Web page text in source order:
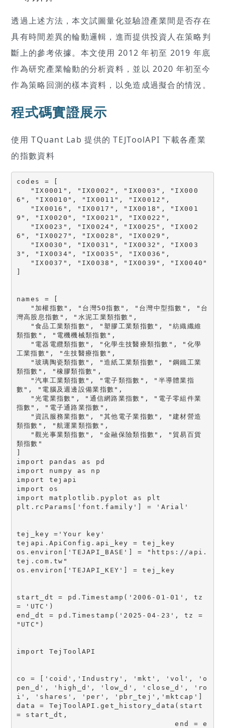
透過上述方法，本文試圖量化並驗證產業間是否存在
具有時間差異的輪動邏輯，進而提供投資人在策略判
斷上的參考依據。本文使用 2012 年初至 2019 年底
作為研究產業輪動的分析資料，並以 2020 年初至今
作為策略回測的樣本資料，以免造成過擬合的情況。
程式碼實證展示
使用 TQuant Lab 提供的 TEJToolAPI 下載各產業
的指數資料
codes = [
6", "IX0010", "IX0011", "IX0012",
9", "IX0020", "IX0021", "IX0022",
6", "IX0027", "IX0028", "IX0029",
3", "IX0034", "IX0035", "IX0036",
]
names = [
灣高股息指數", "水泥工業類指數",
類指數", "電機機械類指數",
工業指數", "生技醫療指數",
類指數", "橡膠類指數",
數", "電腦及週邊設備業指數",
指數", "電子通路業指數",
類指數", "航運業類指數",
類指數"
]
import pandas as pd
import numpy as np
import tejapi
import os
import matplotlib.pyplot as plt
plt.rcParams['font.family'] = 'Arial'
tej_key ='Your key'
tejapi.ApiConfig.api_key = tej_key
os.environ['TEJAPI_BASE'] = "https://api.
tej.com.tw"
os.environ['TEJAPI_KEY'] = tej_key
start_dt = pd.Timestamp('2006-01-01', tz
= 'UTC')
end_dt = pd.Timestamp('2025-04-23', tz =
"UTC")
import TejToolAPI
co = ['coid','Industry', 'mkt', 'vol', 'o
pen_d', 'high_d', 'low_d', 'close_d', 'ro
i', 'shares', 'per', 'pbr_tej','mktcap']
data = TejToolAPI.get_history_data(start
= start_dt,
                                  end = e